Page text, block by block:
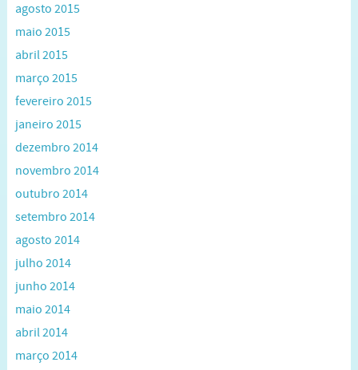
agosto 2015
maio 2015
abril 2015
março 2015
fevereiro 2015
janeiro 2015
dezembro 2014
novembro 2014
outubro 2014
setembro 2014
agosto 2014
julho 2014
junho 2014
maio 2014
abril 2014
março 2014